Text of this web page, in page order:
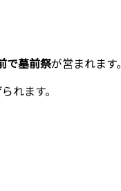
で墓前祭が営まれます。
れます。